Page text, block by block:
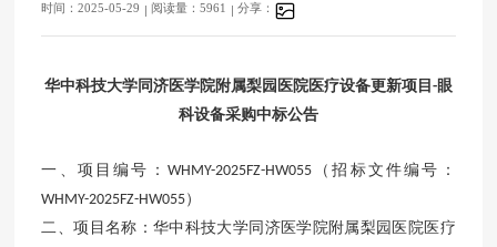
时间：2025-05-29 阅读量：5961 分享：
华中科技大学同济医学院附属梨园医院医疗设备更新项目 -眼
科设备采购中标公告
一、项目编号： WHMY-2025FZ-HW055（招标文件编号：
WHMY-2025FZ-HW055）
二、项目名称：华中科技大学同济医学院附属梨园医院医疗